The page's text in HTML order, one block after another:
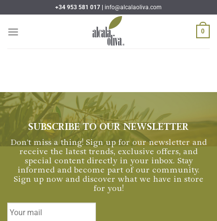
to
content
+34 953 581 017 | info@alcalaoliva.com
0
SUBSCRIBE TO OUR NEWSLETTER
Don't miss a thing! Sign up for our newsletter and
receive the latest trends, exclusive offers, and
special content directly in your inbox. Stay
informed and become part of our community.
Sign up now and discover what we have in store
for you!
Email